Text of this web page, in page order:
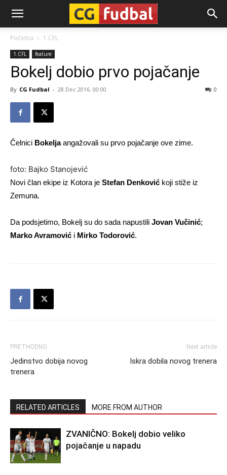
CG-
Fudbal
Početna 1.CFL
1.CFL feature
Bokelj dobio prvo pojačanje
By CG Fudbal - 28 Dec 2016. 00:00 0
Čelnici Bokeljaangažovali su prvo pojačanje ove zime.
foto: Bajko Stanojević
Novi član ekipe iz Kotora je Stefan Denković koji stiže iz
Zemuna.
Da podsjetimo, Bokelj su do sada napustili Jovan Vučinić;
Marko Avramović i Mirko Todorović.
PRETHODNO
Jedinstvo dobija novog
trenera
Next article
Iskra dobila novog trenera
RELATED ARTICLES MORE FROM AUTHOR
ZVANIČNO: Bokelj dobio veliko
pojačanje u napadu